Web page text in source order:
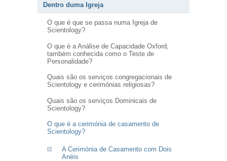
Dentro duma Igreja
O que é que se passa numa Igreja de
Scientology?
O que é a Análise de Capacidade Oxford,
também conhecida como o Teste de
Personalidade?
Quais são os serviços congregacionais de
Scientology e cerimónias religiosas?
Quais são os serviços Dominicais de
Scientology?
O que é a cerimónia de casamento de
Scientology?
A Cerimónia de Casamento com Dois
Anéis